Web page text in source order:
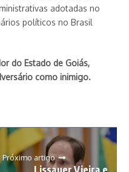
adotadas no
políticos no Brasil
do Estado de Goiás,
como inimigo.
Próximo artigo
Lissauer Vieira e